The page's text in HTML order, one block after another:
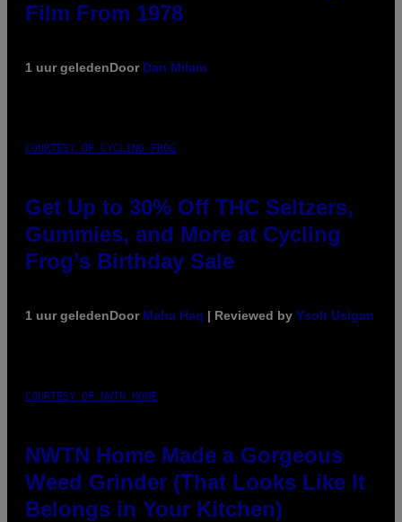
Film From 1978
1 uur geledenDoor Dan Milam
COURTESY OF CYCLING FROG
Get Up to 30% Off THC Seltzers,
Gummies, and More at Cycling
Frog’s Birthday Sale
1 uur geledenDoor Maha Haq | Reviewed by Ysolt Usigan
COURTESY OF NWTN HOME
NWTN Home Made a Gorgeous
Weed Grinder (That Looks Like It
Belongs in Your Kitchen)